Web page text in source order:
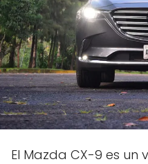
El Mazda CX-9 es